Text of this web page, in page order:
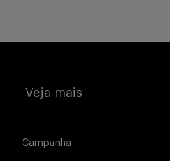
Veja mais
Campanha